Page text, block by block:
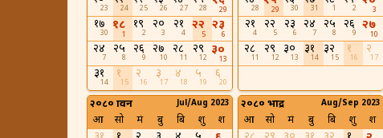
23 24 25 26 27 28 29
१७
30
१८
1
१९
2
२०
3
२१
4
२२
5
२३
6
२४
7
२५
8
२६
9
२७
10
२८
11
२९
12
३०
13
३१
14
१
15
२
16
३
17
४
18
५
19
६
20
28 29 30 31 1 2 3
२१
4
२२
5
२३
6
२४
7
२५
8
२६
9
२७
10
२८
11
२९
12
३०
13
३१
14
३२
15
१
16
२
17
२०८० श्रावन Jul/Aug 2023
आ सो मं बु बि शु श
२०८० भाद्र Aug/Sep 2023
आ सो मं बु बि शु श